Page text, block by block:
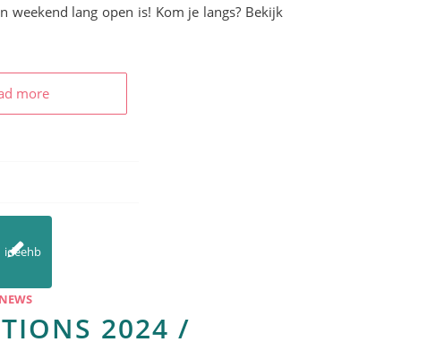
weekend lang open is! Kom je langs? Bekijk
more
NEWS
2024 /